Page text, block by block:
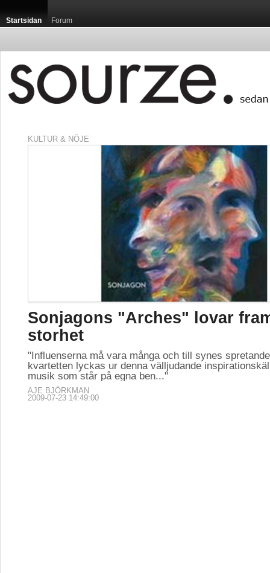
Startsidan Forum
KULTUR & NÖJE
Sonjagons "Arches" lovar
storhet
"Influenserna må vara många och till synes
kvartetten lyckas ur denna välljudande
musik som står på egna ben..."
AJE BJÖRKMAN
2009-07-23 14:49:00